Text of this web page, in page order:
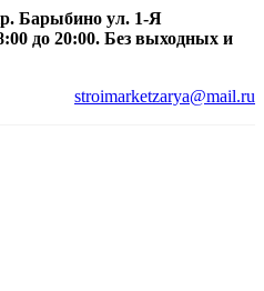
Барыбино ул. 1-Я
до 20:00. Без выходных и
stroimarketzarya@mail.ru